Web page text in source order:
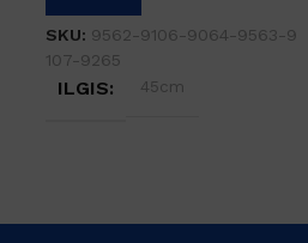
SKU: 9562-9106-9064-9563-9
107-9265
ILGIS 45cm